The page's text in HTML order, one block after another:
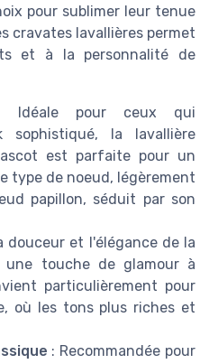
pour sublimer leur tenue
cravates lavallières permet
et à la personnalité de
pour ceux qui
sophistiqué, la lavallière
est parfaite pour un
type de noeud, légèrement
papillon, séduit par son
douceur et l'élégance de la
une touche de glamour à
particulièrement pour
où les tons plus riches et
: Recommandée pour